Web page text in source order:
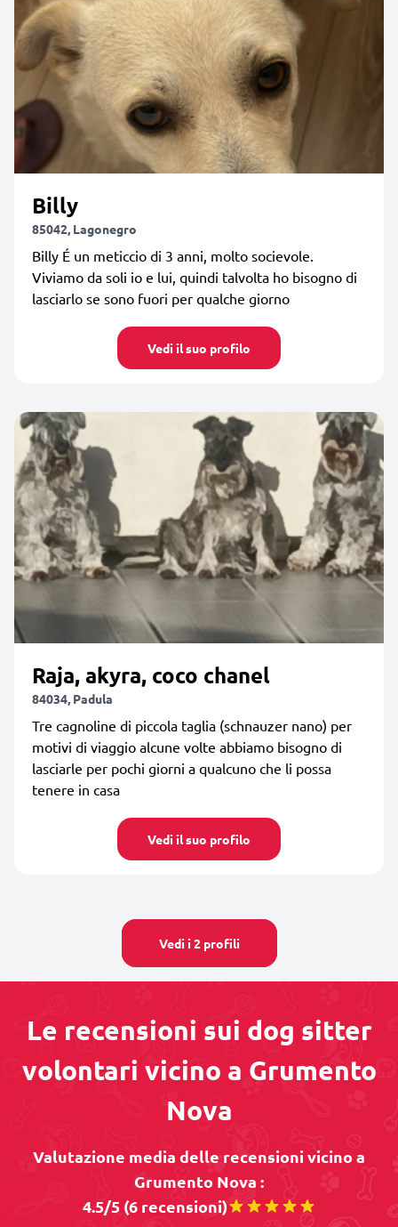
Billy
85042, Lagonegro
Billy É un meticcio di 3 anni, molto socievole.
Viviamo da soli io e lui, quindi talvolta ho bisogno di
lasciarlo se sono fuori per qualche giorno
Vedi il suo profilo
Raja, akyra, coco chanel
84034, Padula
Tre cagnoline di piccola taglia (schnauzer nano) per
motivi di viaggio alcune volte abbiamo bisogno di
lasciarle per pochi giorni a qualcuno che li possa
tenere in casa
Vedi il suo profilo
Vedi i 2 profili
Le recensioni sui dog sitter
volontari vicino a Grumento
Nova
Valutazione media delle recensioni vicino a
Grumento Nova :
4.5/5 (6 recensioni)